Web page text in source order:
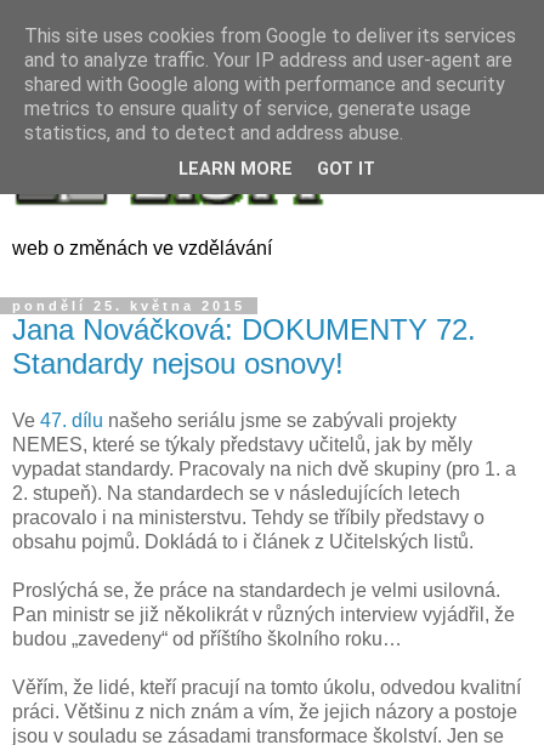
web o změnách ve vzdělávání
pondělí 25. května 2015
Jana Nováčková: DOKUMENTY 72.
Standardy nejsou osnovy!
Ve 47. dílu našeho seriálu jsme se zabývali projekty
NEMES, které se týkaly představy učitelů, jak by měly
vypadat standardy. Pracovaly na nich dvě skupiny (pro 1. a
2. stupeň). Na standardech se v následujících letech
pracovalo i na ministerstvu. Tehdy se tříbily představy o
obsahu pojmů. Dokládá to i článek z Učitelských listů.
Proslýchá se, že práce na standardech je velmi usilovná.
Pan ministr se již několikrát v různých interview vyjádřil, že
budou „zavedeny“ od příštího školního roku…
Věřím, že lidé, kteří pracují na tomto úkolu, odvedou kvalitní
práci. Většinu z nich znám a vím, že jejich názory a postoje
jsou v souladu se zásadami transformace školství. Jen se
This site uses cookies from Google to deliver its services
and to analyze traffic. Your IP address and user-agent are
shared with Google along with performance and security
metrics to ensure quality of service, generate usage
statistics, and to detect and address abuse.
LEARN MORE GOT IT